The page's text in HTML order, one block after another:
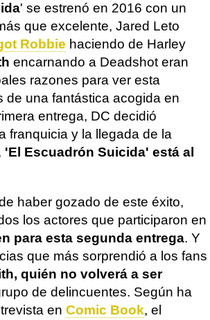
' se estrenó en 2016 con un
que excelente, Jared Leto
Robbie haciendo de Harley
encarnando a Deadshot eran
razones para ver esta
de una fantástica acogida en
entrega, DC decidió
franquicia y la llegada de la
'El Escuadrón Suicida' está al
haber gozado de este éxito,
los actores que participaron en
para esta segunda entrega. Y
que más sorprendió a los fans
quién no volverá a ser
de delincuentes. Según ha
en Comic Book, el